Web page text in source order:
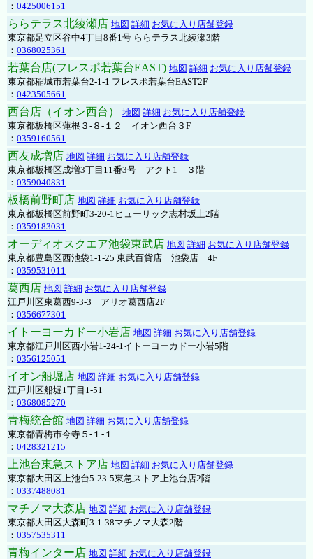
： 0425006151
ららテラス北綾瀬店 地図 詳細 お気に入り店舗登録
東京都足立区谷中4丁目8番1号 ららテラス北綾瀬3階
： 0368025361
若葉台店(フレスポ若葉台EAST) 地図 詳細 お気に入り店舗登録
東京都稲城市若葉台2-1-1 フレスポ若葉台EAST2F
： 0423505661
西台店（イオン西台） 地図 詳細 お気に入り店舗登録
東京都板橋区蓮根３-８-１２ イオン西台３F
： 0359160561
西友成増店 地図 詳細 お気に入り店舗登録
東京都板橋区成増3丁目11番3号 アクト1 ３階
： 0359040831
板橋前野町店 地図 詳細 お気に入り店舗登録
東京都板橋区前野町3-20-1ヒューリック志村坂上2階
： 0359183031
オーディオスクエア池袋東武店 地図 詳細 お気に入り店舗登録
東京都豊島区西池袋1-1-25 東武百貨店 池袋店 4F
： 0359531011
葛西店 地図 詳細 お気に入り店舗登録
江戸川区東葛西9-3-3 アリオ葛西店2F
： 0356677301
イトーヨーカドー小岩店 地図 詳細 お気に入り店舗登録
東京都江戸川区西小岩1-24-1イトーヨーカドー小岩5階
： 0356125051
イオン船堀店 地図 詳細 お気に入り店舗登録
江戸川区船堀1丁目1-51
： 0368085270
青梅統合館 地図 詳細 お気に入り店舗登録
東京都青梅市今寺５-１-１
： 0428321215
上池台東急ストア店 地図 詳細 お気に入り店舗登録
東京都大田区上池台5-23-5東急ストア上池台店2階
： 0337488081
マチノマ大森店 地図 詳細 お気に入り店舗登録
東京都大田区大森町3-1-38マチノマ大森2階
： 0357535311
青梅インター店 地図 詳細 お気に入り店舗登録